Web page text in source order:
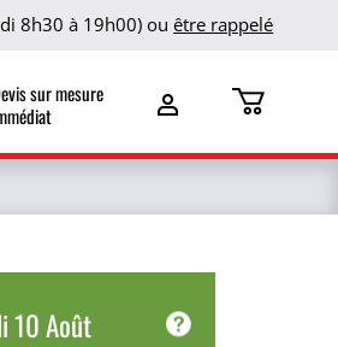
8h30 à 19h00) ouêtre rappelé
sur mesure
10 Août